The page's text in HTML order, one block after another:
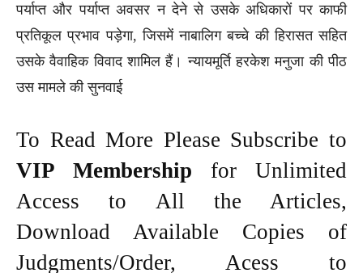
पर्याप्त और पर्याप्त अवसर न देने से उसके अधिकारों पर काफी
प्रतिकूल प्रभाव पड़ेगा, जिसमें नाबालिग बच्चे की हिरासत सहित
उसके वैवाहिक विवाद शामिल हैं। न्यायमूर्ति हरकेश मनुजा की पीठ
उस मामले की सुनवाई
To Read More Please Subscribe to
VIP Membership for Unlimited
Access to All the Articles,
Download Available Copies of
Judgments/Order, Acess to